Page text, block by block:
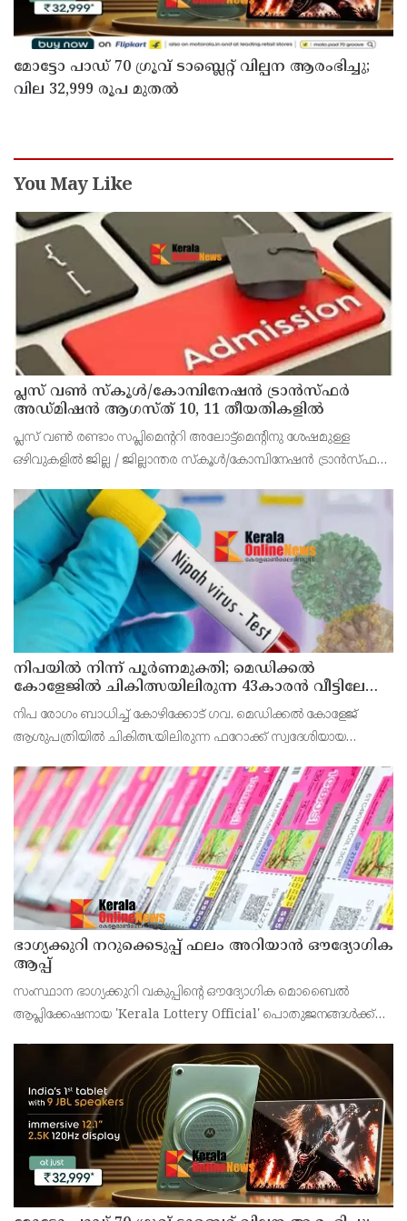
മോട്ടോ പാഡ് 70 ഗ്രൂവ് ടാബ്ലെറ്റ് വില്പന ആരംഭിച്ചു;
വില 32,999 രൂപ മുതൽ
You May Like
പ്ലസ് വൺ സ്‌കൂൾ/കോമ്പിനേഷൻ ട്രാൻസ്ഫർ
അഡ്മിഷൻ ആഗസ്ത് 10, 11 തീയതികളിൽ
പ്ലസ് വൺ രണ്ടാം സപ്ലിമെന്ററി അലോട്ട്‌മെന്റിനു ശേഷമുള്ള
ഒഴിവുകളിൽ ജില്ല / ജില്ലാന്തര സ്‌കൂൾ/കോമ്പിനേഷൻ ട്രാൻസ്ഫർ
വൈകിട്ട് 4 മണി വരെ നൽകിയിരുന്നു
നിപയിൽ നിന്ന് പൂർണമുക്തി; മെഡിക്കൽ
കോളേജിൽ ചികിത്സയിലിരുന്ന 43കാരൻ വീട്ടിലേക്ക്
മടങ്ങി
നിപ രോഗം ബാധിച്ച് കോഴിക്കോട് ഗവ. മെഡിക്കൽ കോളേജ്
ആശുപത്രിയിൽ ചികിത്സയിലിരുന്ന ഫറോക്ക് സ്വദേശിയായ
ഭാഗ്യക്കുറി നറുക്കെടുപ്പ് ഫലം അറിയാൻ ഔദ്യോഗിക
ആപ്പ്
സംസ്ഥാന ഭാഗ്യക്കുറി വകുപ്പിന്റെ ഔദ്യോഗിക മൊബൈൽ
ആപ്ലിക്കേഷനായ 'Kerala Lottery Official' പൊതുജനങ്ങൾക്ക്
അഞ്ജു കെ എസ് അറിയിച്ചു.